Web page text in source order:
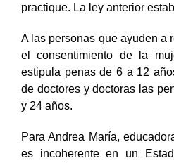
practique. La ley anterior
A las personas que ayuden a
el consentimiento de la
estipula penas de 6 a 12
de doctores y doctoras las
y 24 años.
Para Andrea María,
es incoherente en un